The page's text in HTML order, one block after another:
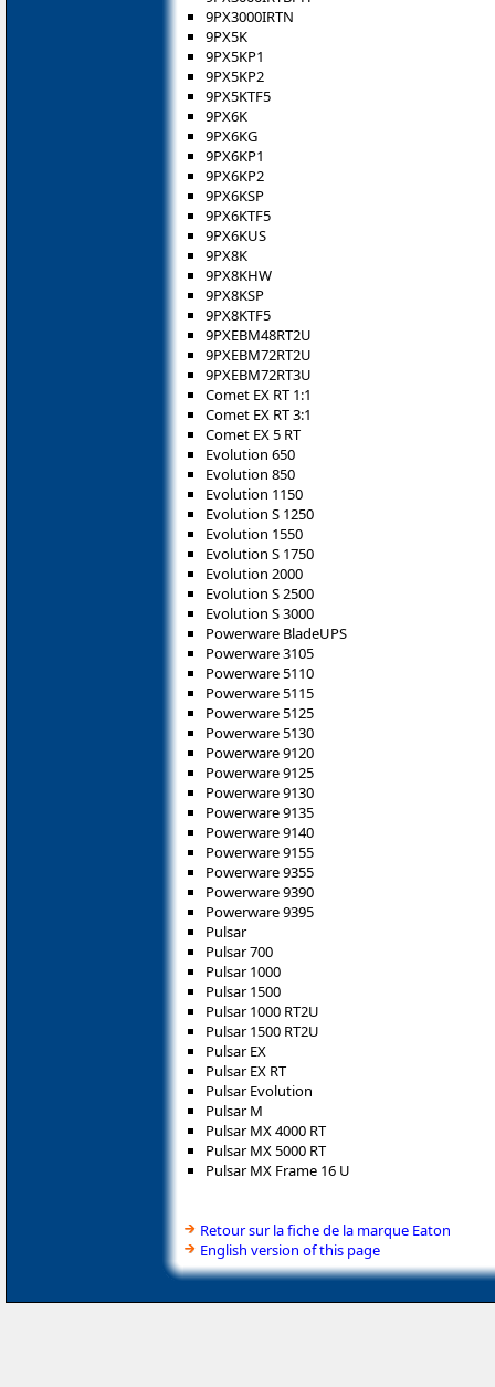
9PX3000IRTN
9PX5K
9PX5KP1
9PX5KP2
9PX5KTF5
9PX6K
9PX6KG
9PX6KP1
9PX6KP2
9PX6KSP
9PX6KTF5
9PX6KUS
9PX8K
9PX8KHW
9PX8KSP
9PX8KTF5
9PXEBM48RT2U
9PXEBM72RT2U
9PXEBM72RT3U
Comet EX RT 1:1
Comet EX RT 3:1
Comet EX 5 RT
Evolution 650
Evolution 850
Evolution 1150
Evolution S 1250
Evolution 1550
Evolution S 1750
Evolution 2000
Evolution S 2500
Evolution S 3000
Powerware BladeUPS
Powerware 3105
Powerware 5110
Powerware 5115
Powerware 5125
Powerware 5130
Powerware 9120
Powerware 9125
Powerware 9130
Powerware 9135
Powerware 9140
Powerware 9155
Powerware 9355
Powerware 9390
Powerware 9395
Pulsar
Pulsar 700
Pulsar 1000
Pulsar 1500
Pulsar 1000 RT2U
Pulsar 1500 RT2U
Pulsar EX
Pulsar EX RT
Pulsar Evolution
Pulsar M
Pulsar MX 4000 RT
Pulsar MX 5000 RT
Pulsar MX Frame 16 U
Retour sur la fiche de la marque Eaton
English version of this page